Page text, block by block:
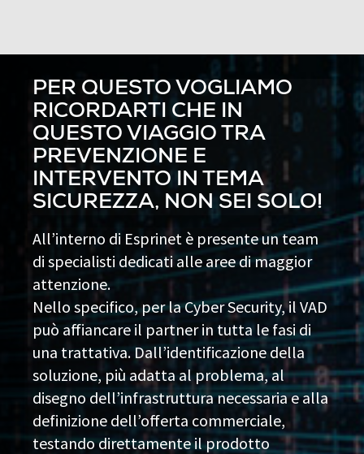
PER QUESTO VOGLIAMO
RICORDARTI CHE IN
QUESTO VIAGGIO TRA
PREVENZIONE E
INTERVENTO IN TEMA
SICUREZZA, NON SEI SOLO!
All’interno di Esprinet è presente un team
di specialisti dedicati alle aree di maggior
attenzione.
Nello specifico, per la Cyber Security, il VAD
può affiancare il partner in tutta le fasi di
una trattativa. Dall’identificazione della
soluzione, più adatta al problema, al
disegno dell’infrastruttura necessaria e alla
definizione dell’offerta commerciale,
testando direttamente il prodotto